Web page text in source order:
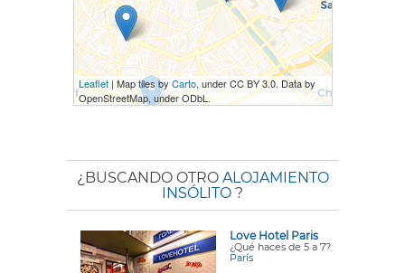
Leaflet| Map tiles by Carto, under CC BY 3.0. Data by
OpenStreetMap, under ODbL.
¿BUSCANDO OTRO ALOJAMIENTO
INSÓLITO ?
Love Hotel Paris
¿Qué haces de 5 a 7?
París